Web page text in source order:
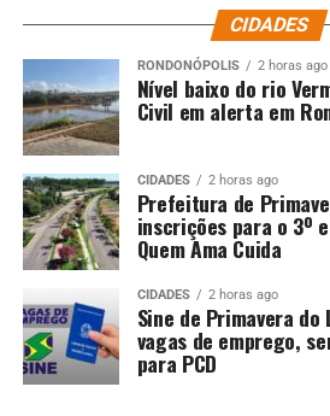
CIDADES
RONDONÓPOLIS 2 horas ago
Nível baixo do rio
Civil em alerta em
CIDADES 2 horas ago
Prefeitura de
inscrições para o 3º
Quem Ama Cuida
CIDADES 2 horas ago
Sine de Primavera
vagas de emprego,
para PCD